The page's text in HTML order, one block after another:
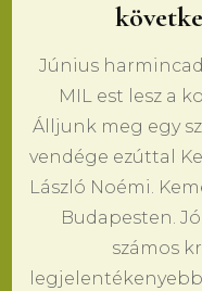
Június
MIL est lesz a
Álljunk meg egy
vendége ezúttal
László Noémi.
Budapesten.
számos